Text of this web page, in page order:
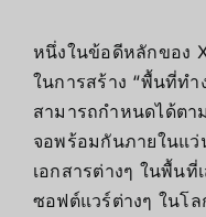
หนึ่งในข้อดีหลักของ
ในการสร้าง “พื้นที่ทำ
สามารถกำหนดได้ตา
จอพร้อมกันภายในแว่
เอกสารต่างๆ ในพื้น
ซอฟต์แวร์ต่างๆ ในโ